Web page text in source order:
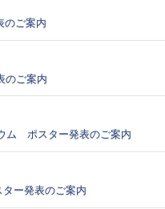
のご案内
のご案内
ム ポスター発表のご案内
ー発表のご案内